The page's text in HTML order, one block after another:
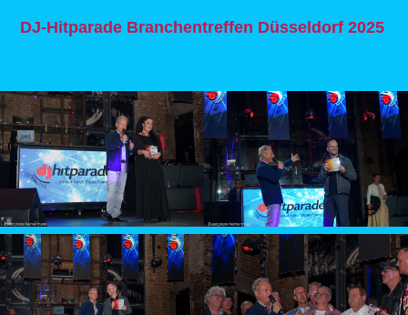
DJ-Hitparade Branchentreffen Düsseldorf 2025